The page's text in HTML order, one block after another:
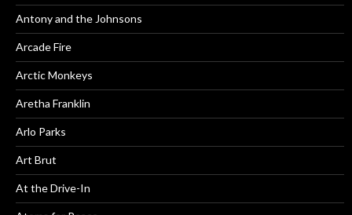
Antony and the Johnsons
Arcade Fire
Arctic Monkeys
Aretha Franklin
Arlo Parks
Art Brut
At the Drive-In